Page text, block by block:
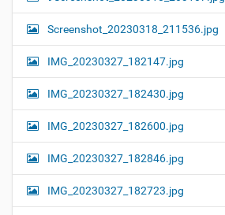
Screenshot_20230318_211536.jpg
IMG_20230327_182147.jpg
IMG_20230327_182430.jpg
IMG_20230327_182600.jpg
IMG_20230327_182846.jpg
IMG_20230327_182723.jpg